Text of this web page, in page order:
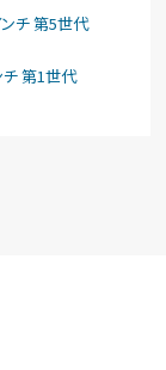
チ 第5世代
チ 第1世代